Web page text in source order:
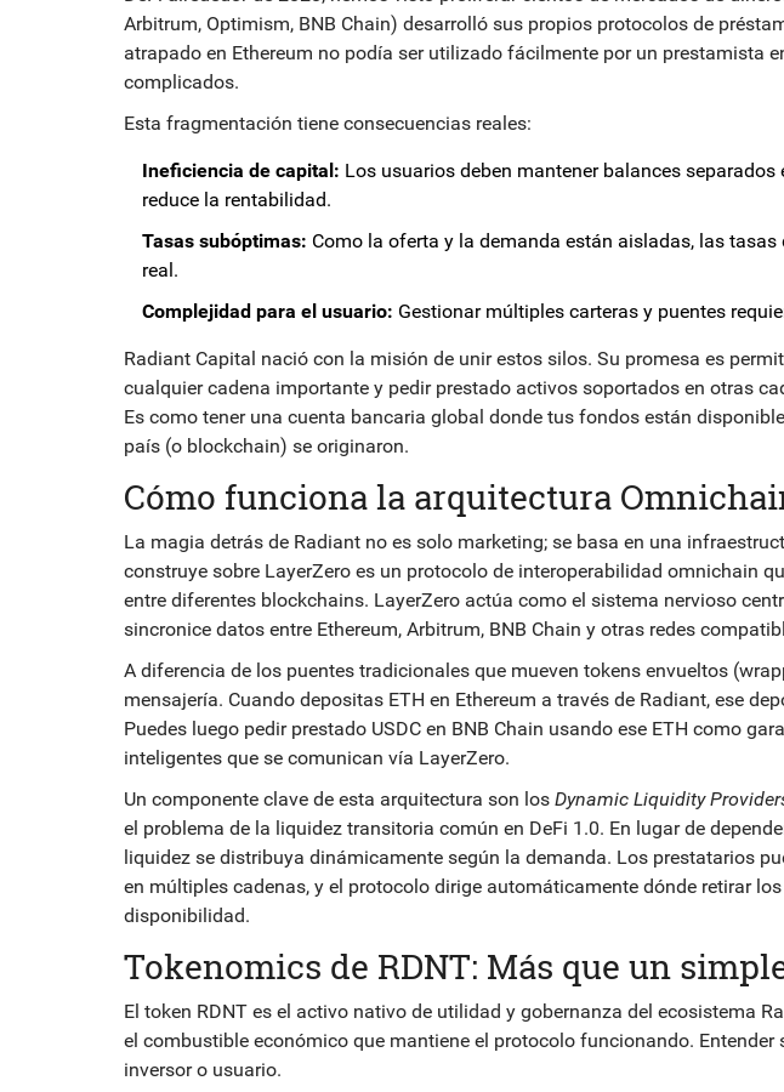
Arbitrum, Optimism, BNB Chain) desarrolló sus propios protocolos de
atrapado en Ethereum no podía ser utilizado fácilmente por un prestamista
complicados.
Esta fragmentación tiene consecuencias reales:
Ineficiencia de capital: Los usuarios deben mantener balances
reduce la rentabilidad.
Tasas subóptimas: Como la oferta y la demanda están aisladas, las
real.
Complejidad para el usuario: Gestionar múltiples carteras y puentes
Radiant Capital nació con la misión de unir estos silos. Su promesa es
cualquier cadena importante y pedir prestado activos soportados en otras
Es como tener una cuenta bancaria global donde tus fondos están
país (o blockchain) se originaron.
Cómo funciona la arquitectura
La magia detrás de Radiant no es solo marketing; se basa en una
construye sobre LayerZero es un protocolo de interoperabilidad omnichain
entre diferentes blockchains. LayerZero actúa como el sistema nervioso
sincronice datos entre Ethereum, Arbitrum, BNB Chain y otras redes
A diferencia de los puentes tradicionales que mueven tokens envueltos
mensajería. Cuando depositas ETH en Ethereum a través de Radiant, ese
Puedes luego pedir prestado USDC en BNB Chain usando ese ETH como
inteligentes que se comunican vía LayerZero.
Un componente clave de esta arquitectura son los Dynamic Liquidity
el problema de la liquidez transitoria común en DeFi 1.0. En lugar de
liquidez se distribuya dinámicamente según la demanda. Los prestatarios
en múltiples cadenas, y el protocolo dirige automáticamente dónde retirar
disponibilidad.
Tokenomics de RDNT: Más que un
El token RDNT es el activo nativo de utilidad y gobernanza del ecosistema
el combustible económico que mantiene el protocolo funcionando.
inversor o usuario.